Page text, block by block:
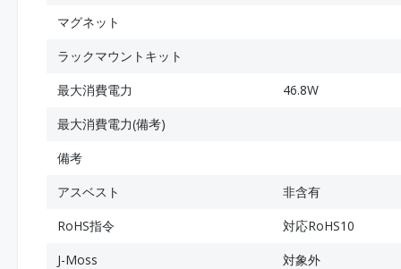
マグネット
ラックマウントキット
最大消費電力
46.8W
最大消費電力(備考)
備考
アスベスト
非含有
RoHS指令
対応RoHS10
J-Moss
対象外